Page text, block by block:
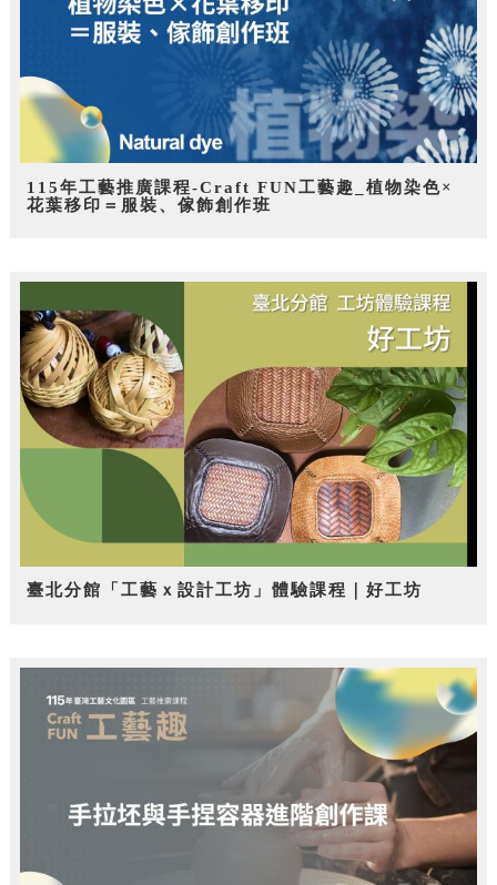
115年工藝推廣課程-Craft FUN工藝趣_植物染色×
花葉移印＝服裝、傢飾創作班
臺北分館「工藝ｘ設計工坊」體驗課程｜好工坊